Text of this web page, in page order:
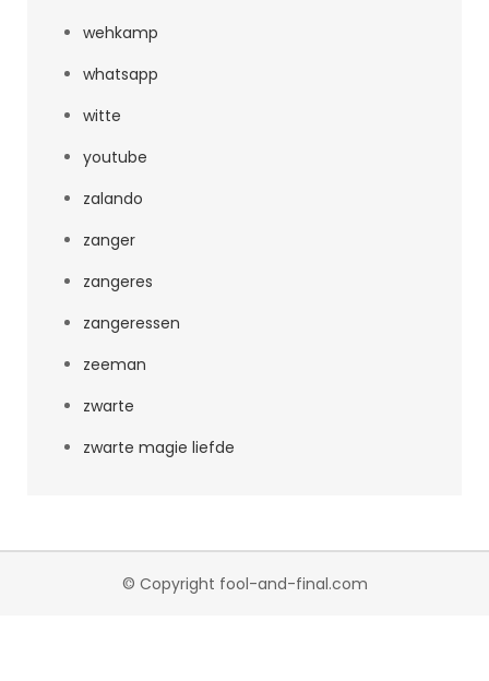
wehkamp
whatsapp
witte
youtube
zalando
zanger
zangeres
zangeressen
zeeman
zwarte
zwarte magie liefde
© Copyright fool-and-final.com